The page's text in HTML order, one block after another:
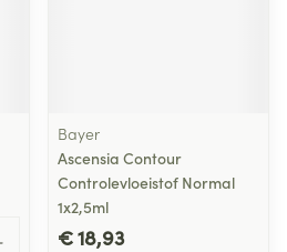
Bayer
Ascensia Contour
Controlevloeistof Normal
1x2,5ml
€ 18,93